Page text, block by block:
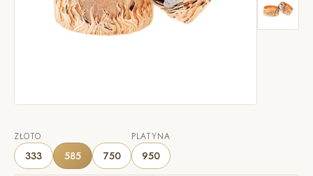
ZŁOTO
333 585 750
PLATYNA
950